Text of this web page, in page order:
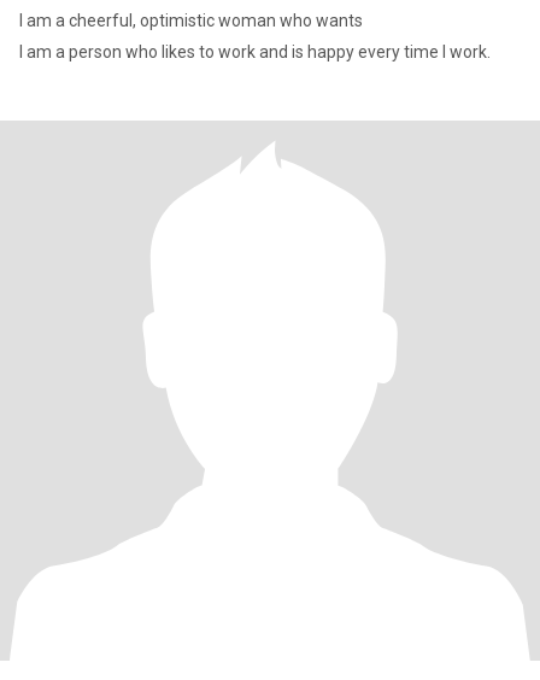
I am a cheerful, optimistic woman who wants
I am a person who likes to work and is happy every time I work.